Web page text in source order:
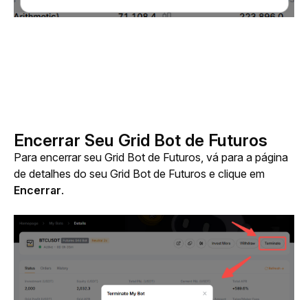
Encerrar Seu Grid Bot de Futuros
Para encerrar seu Grid Bot de Futuros, vá para a página
Encerrar.